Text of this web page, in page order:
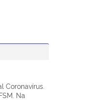
Coronavírus.
Na